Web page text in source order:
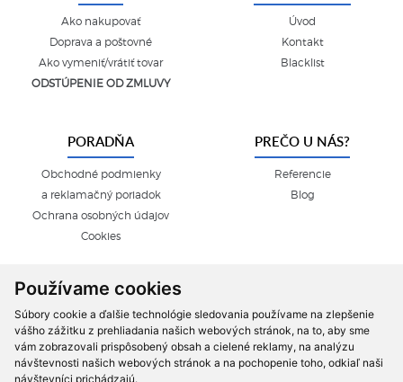
Používame cookies
Súbory cookie a ďalšie technológie sledovania používame na zlepšenie
vášho zážitku z prehliadania našich webových stránok, na to, aby sme
vám zobrazovali prispôsobený obsah a cielené reklamy, na analýzu
návštevnosti našich webových stránok a na pochopenie toho, odkiaľ naši
návštevníci prichádzajú.
Ako nakupovať
Doprava a poštovné
Ako vymeniť/vrátiť tovar
ODSTÚPENIE OD ZMLUVY
Úvod
Kontakt
Blacklist
PORADŇA
Obchodné podmienky
a reklamačný poriadok
Ochrana osobných údajov
Cookies
PREČO U NÁS?
Referencie
Blog